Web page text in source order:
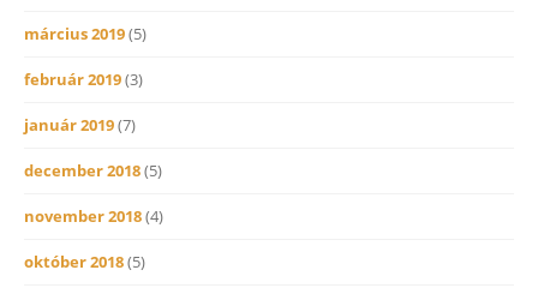
március 2019(5)
február 2019(3)
január 2019(7)
december 2018(5)
november 2018(4)
október 2018(5)